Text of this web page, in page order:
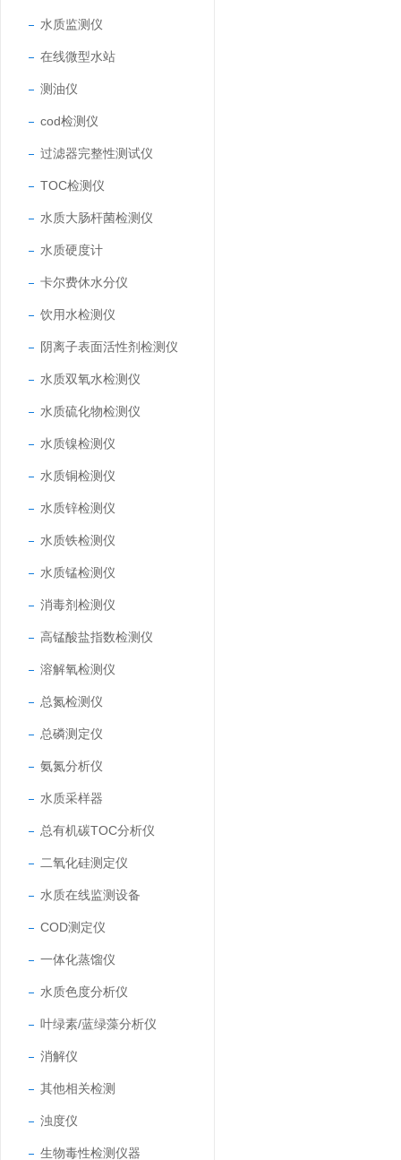
水质监测仪
在线微型水站
测油仪
cod检测仪
过滤器完整性测试仪
TOC检测仪
水质大肠杆菌检测仪
水质硬度计
卡尔费休水分仪
饮用水检测仪
阴离子表面活性剂检测仪
水质双氧水检测仪
水质硫化物检测仪
水质镍检测仪
水质铜检测仪
水质锌检测仪
水质铁检测仪
水质锰检测仪
消毒剂检测仪
高锰酸盐指数检测仪
溶解氧检测仪
总氮检测仪
总磷测定仪
氨氮分析仪
水质采样器
总有机碳TOC分析仪
二氧化硅测定仪
水质在线监测设备
COD测定仪
一体化蒸馏仪
水质色度分析仪
叶绿素/蓝绿藻分析仪
消解仪
其他相关检测
浊度仪
生物毒性检测仪器